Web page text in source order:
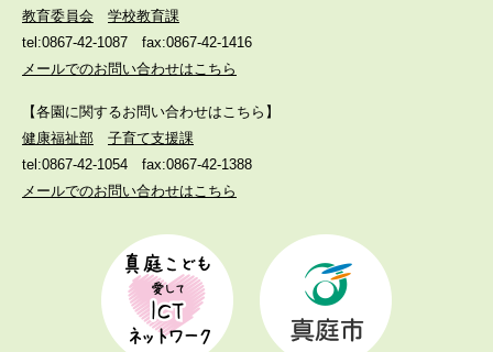
教育委員会
学校教育課
tel:0867-42-1087
fax:0867-42-1416
メールでのお問い合わせはこちら
【各園に関するお問い合わせはこちら】
健康福祉部
子育て支援課
tel:0867-42-1054
fax:0867-42-1388
メールでのお問い合わせはこちら